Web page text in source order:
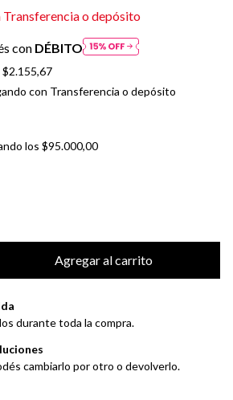
Transferencia o depósito
con DÉBITO
$2.155,67
con Transferencia o depósito
los $95.000,00
durante toda la compra.
cambiarlo por otro o devolverlo.